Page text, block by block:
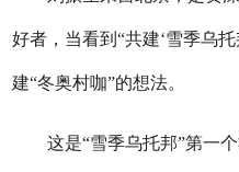
好者，当看到“共建‘雪季乌
建“冬奥村咖”的想法。
这是“雪季乌托邦”第一个